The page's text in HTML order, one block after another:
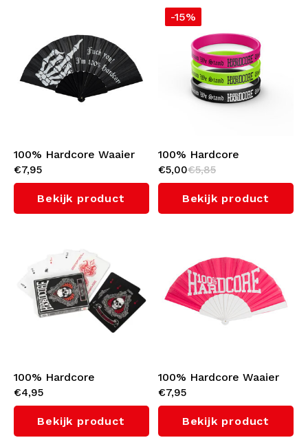
100% Hardcore Waaier
'FY'
€7,95
Bekijk product
-15%
100% Hardcore
Polsbandje (3-pack)
€5,00€5,85
Bekijk product
100% Hardcore
Speelkaarten 'Ace of
Spades'
€4,95
Bekijk product
100% Hardcore Waaier
'Pride Pink'
€7,95
Bekijk product